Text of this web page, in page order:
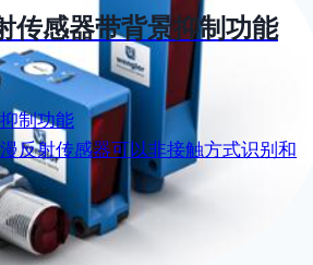
感器带背景抑制功能
制功能
反射传感器可以非接触方式识别和